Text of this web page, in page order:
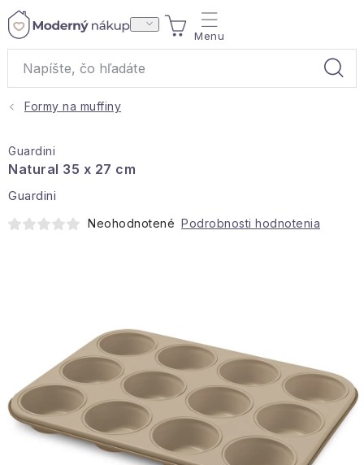
Prejsť
obsah
NÁKUPNÝ
KOŠÍK
Akcie a výpredaj
Darčeky
Bytové vône
Hobby a záhrada
Kolekcia
Zdravie a krása
Formy na muffiny
Guardini
Natural 35 x 27 cm
Guardini
Neohodnotené Podrobnosti hodnotenia